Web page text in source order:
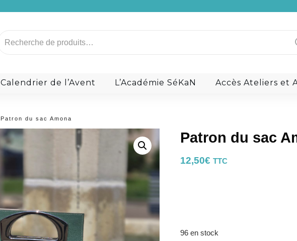
Recherche
Raisin
Calendrier de l’Avent L’Académie SéKaN Accès Ateliers et
Patron du sac Amona
Patron du sac
12,50€ TTC
96 en stock